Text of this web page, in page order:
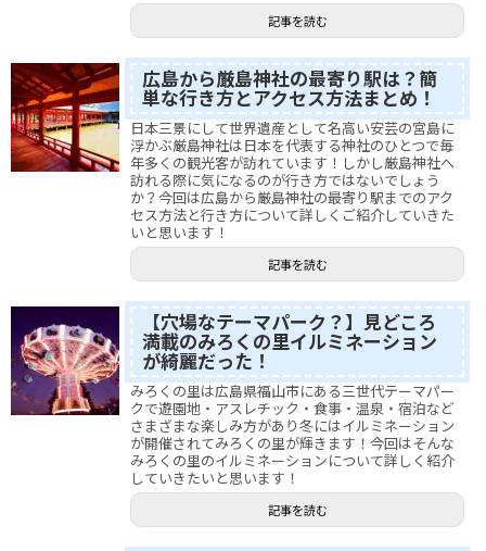
記事を読む
広島から厳島神社の最寄り駅は？簡
単な行き方とアクセス方法まとめ！
日本三景にして世界遺産として名高い安芸の宮島に
浮かぶ厳島神社は日本を代表する神社のひとつで毎
年多くの観光客が訪れています！しかし厳島神社へ
訪れる際に気になるのが行き方ではないでしょう
か？今回は広島から厳島神社の最寄り駅までのアク
セス方法と行き方について詳しくご紹介していきた
いと思います！
記事を読む
【穴場なテーマパーク？】見どころ
満載のみろくの里イルミネーション
が綺麗だった！
みろくの里は広島県福山市にある三世代テーマパー
クで遊園地・アスレチック・食事・温泉・宿泊など
さまざまな楽しみ方があり冬にはイルミネーション
が開催されてみろくの里が輝きます！今回はそんな
みろくの里のイルミネーションについて詳しく紹介
していきたいと思います！
記事を読む